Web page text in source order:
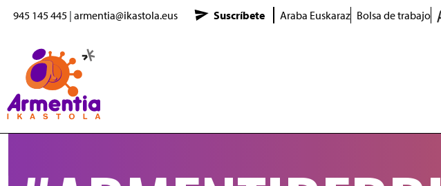
Pasar al contenido principal
945 145 445| armentia@ikastola.eus Suscríbete Araba Euskaraz Bolsa de trabajo